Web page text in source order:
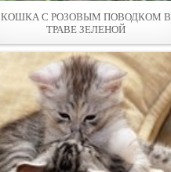
КОШКА С РОЗОВЫМ ПОВОДКОМ В
ТРАВЕ ЗЕЛЕНОЙ